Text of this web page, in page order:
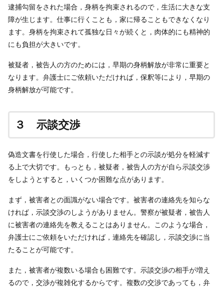
逮捕勾留をされた場合，身柄を拘束されるので，生活に大きな支
障が生じます。仕事に行くことも，家に帰ることもできなくなり
ます。身柄を拘束されて孤独な日々が続くと，肉体的にも精神的
にも負担が大きいです。
被疑者，被告人の方のためには，早期の身柄解放が非常に重要と
なります。弁護士にご依頼いただければ，保釈等により，早期の
身柄解放が可能です。
３ 示談交渉
偽造文書を行使した場合，行使した相手との示談が処分を軽減す
る上で大切です。もっとも，被疑者，被告人の方が自ら示談交渉
をしようとすると，いくつか困難な点があります。
まず，被害者との面識がない場合です。被害者の連絡先を知らな
ければ，示談交渉のしようがありません。警察が被疑者，被告人
に被害者の連絡先を教えることはありません。このような場合，
弁護士にご依頼をいただければ，連絡先を確認し，示談交渉に当
たることが可能です。
また，被害者が複数いる場合も困難です。示談交渉の相手が増え
るので，交渉が複雑化するからです。複数の交渉であっても，弁